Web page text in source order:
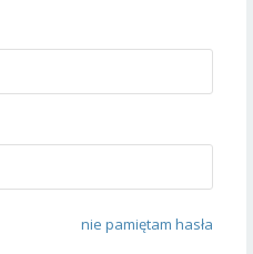
nie pamiętam hasła